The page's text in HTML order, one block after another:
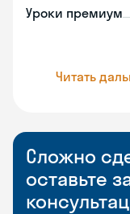
Уроки премиум
Читать
Сложно
оставьте